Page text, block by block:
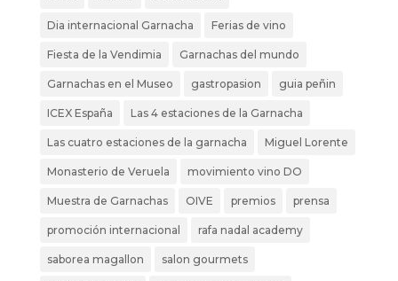
Dia internacional Garnacha Ferias de vino
Fiesta de la Vendimia Garnachas del mundo
Garnachas en el Museo gastropasion guia peñin
ICEX España Las 4 estaciones de la Garnacha
Las cuatro estaciones de la garnacha Miguel Lorente
Monasterio de Veruela movimiento vino DO
Muestra de Garnachas OIVE premios prensa
promoción internacional rafa nadal academy
saborea magallon salon gourmets